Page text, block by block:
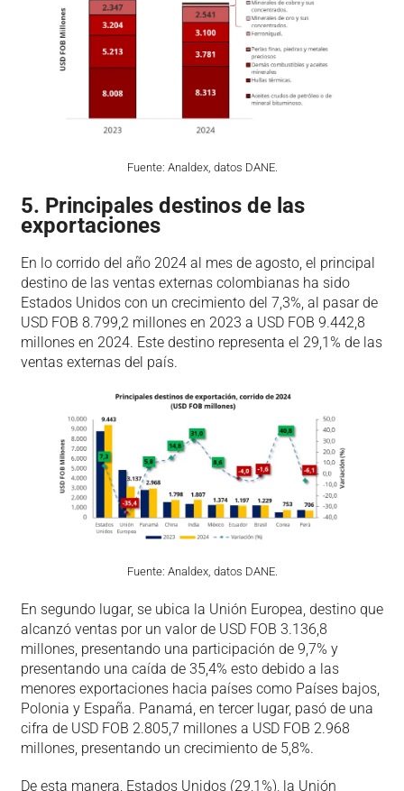
Fuente: Analdex, datos DANE.
5. Principales destinos de las
exportaciones
En lo corrido del año 2024 al mes de agosto, el principal
destino de las ventas externas colombianas ha sido
Estados Unidos con un crecimiento del 7,3%, al pasar de
USD FOB 8.799,2 millones en 2023 a USD FOB 9.442,8
millones en 2024. Este destino representa el 29,1% de las
ventas externas del país.
Fuente: Analdex, datos DANE.
En segundo lugar, se ubica la Unión Europea, destino que
alcanzó ventas por un valor de USD FOB 3.136,8
millones, presentando una participación de 9,7% y
presentando una caída de 35,4% esto debido a las
menores exportaciones hacia países como Países bajos,
Polonia y España. Panamá, en tercer lugar, pasó de una
cifra de USD FOB 2.805,7 millones a USD FOB 2.968
millones, presentando un crecimiento de 5,8%.
De esta manera, Estados Unidos (29,1%), la Unión